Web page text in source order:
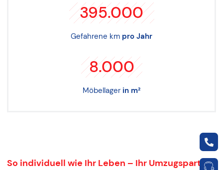
395.000
Gefahrene km pro Jahr
8.000
Möbellager in m²
So individuell wie Ihr Leben – Ihr Umzugspartner